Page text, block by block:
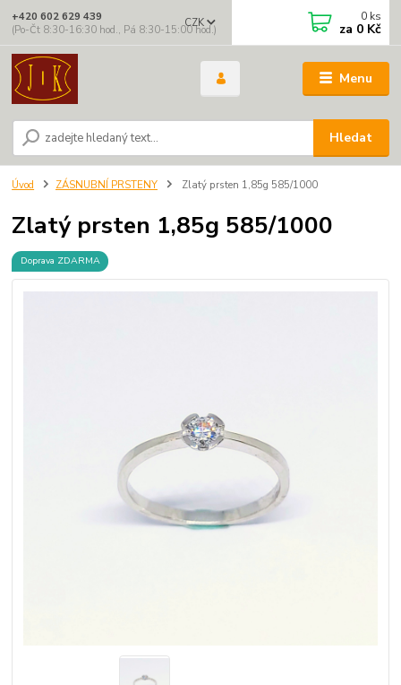
Menu
CZK
Hledat
+420 602 629 439
(Po-Čt 8:30-16:30 hod., Pá 8:30-15:00 hod.)
0 ks
za 0 Kč
Úvod ZÁSNUBNÍ PRSTENY Zlatý prsten 1,85g 585/1000
Zlatý prsten 1,85g 585/1000
Doprava ZDARMA